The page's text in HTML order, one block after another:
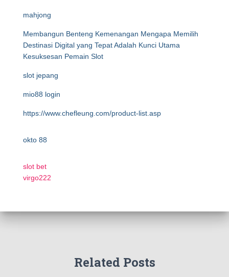
mahjong
Membangun Benteng Kemenangan Mengapa Memilih
Destinasi Digital yang Tepat Adalah Kunci Utama
Kesuksesan Pemain Slot
slot jepang
mio88 login
https://www.chefleung.com/product-list.asp
okto 88
slot bet
virgo222
Related Posts